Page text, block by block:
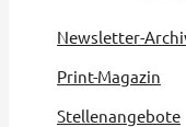
Newsletter-
Print-Magazin
Stellenangebote